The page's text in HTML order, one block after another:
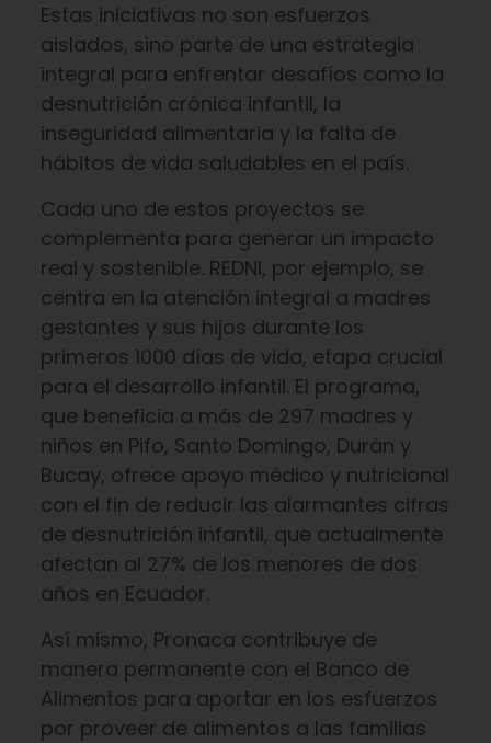
Estas iniciativas no son esfuerzos
aislados, sino parte de una estrategia
integral para enfrentar desafíos como la
desnutrición crónica infantil, la
inseguridad alimentaria y la falta de
hábitos de vida saludables en el país.
Cada uno de estos proyectos se
complementa para generar un impacto
real y sostenible. REDNI, por ejemplo, se
centra en la atención integral a madres
gestantes y sus hijos durante los
primeros 1000 días de vida, etapa crucial
para el desarrollo infantil. El programa,
que beneficia a más de 297 madres y
niños en Pifo, Santo Domingo, Durán y
Bucay, ofrece apoyo médico y nutricional
con el fin de reducir las alarmantes cifras
de desnutrición infantil, que actualmente
afectan al 27% de los menores de dos
años en Ecuador.
Así mismo, Pronaca contribuye de
manera permanente con el Banco de
Alimentos para aportar en los esfuerzos
por proveer de alimentos a las familias